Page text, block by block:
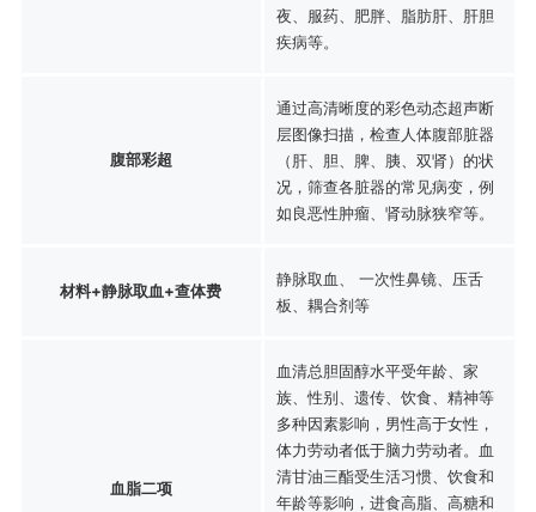
夜、服药、肥胖、脂肪肝、肝胆
疾病等。
腹部彩超
通过高清晰度的彩色动态超声断
层图像扫描，检查人体腹部脏器
（肝、胆、脾、胰、双肾）的状
况，筛查各脏器的常见病变，例
如良恶性肿瘤、肾动脉狭窄等。
材料+静脉取血+查体费
静脉取血、 一次性鼻镜、压舌
板、耦合剂等
血脂二项
血清总胆固醇水平受年龄、家
族、性别、遗传、饮食、精神等
多种因素影响，男性高于女性，
体力劳动者低于脑力劳动者。血
清甘油三酯受生活习惯、饮食和
年龄等影响，进食高脂、高糖和